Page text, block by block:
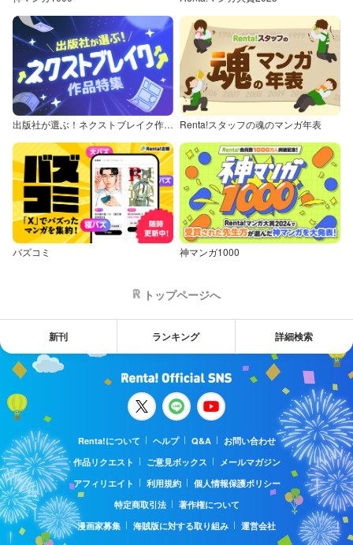
出版社が選ぶ！ネクストブレイク作品特集 Renta!スタッフの魂のマンガ年表
バズコミ 神マンガ1000
トップページへ
新刊 ランキング 詳細検索
Renta!について ヘルプ Q&A
お問い合わせ
作品リクエスト
ご意見ボックス
メールマガジン
アフィリエイト
利用規約
個人情報保護ポリシー
特定商取引法
著作権について
漫画家募集
海賊版に対する取り組み 運営会社